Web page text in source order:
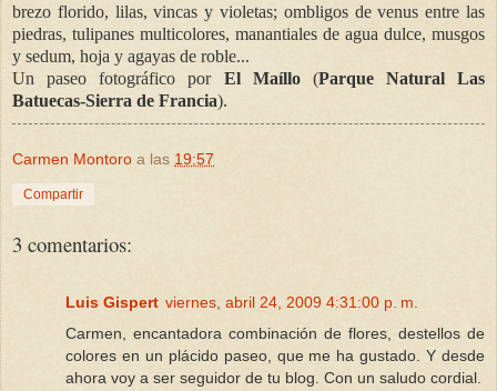
brezo florido, lilas, vincas y violetas; ombligos de venus entre las
piedras, tulipanes multicolores, manantiales de agua dulce, musgos
y sedum, hoja y agayas de roble...
Un paseo fotográfico por El Maíllo(Parque Natural Las
Batuecas-Sierra de Francia).
Carmen Montoro a las 19:57
Compartir
3 comentarios:
Luis Gispert viernes, abril 24, 2009 4:31:00 p. m.
Carmen, encantadora combinación de flores, destellos de
colores en un plácido paseo, que me ha gustado. Y desde
ahora voy a ser seguidor de tu blog. Con un saludo cordial.